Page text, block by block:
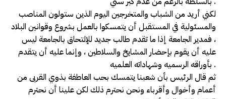
لكني أريد من الشباب والمتخرجين اليوم الذين ستولون المناصب
والمسئولية في المستقبل أن يتمسكوا بالعمل بشروع وقوانين البلاد
، فمدير الجامعة إذا ما تقدم طالب جديد للإلتحاق بالجامعة ليس
عليه أن يقوم بإحضار المشايخ والسلاطين ، وإنما عليه أن يتقدم
بأوراقه الرسميه وشهاداته العلميه .
ثم قال الرئيس بأن شعبنا يتمسك بحب العاطفة بذوي القربى من
أعمام وأخوال وأقرباء ونحن نحترم ذلك لكن علينا أن نحترم